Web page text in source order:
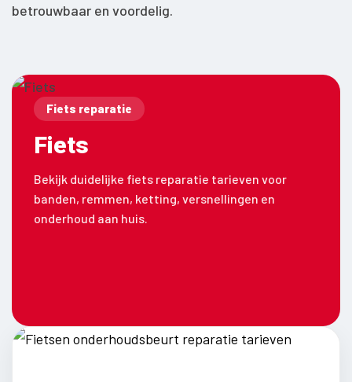
betrouwbaar en voordelig.
Fiets reparatie
Fiets
Bekijk duidelijke fiets reparatie tarieven voor
banden, remmen, ketting, versnellingen en
onderhoud aan huis.